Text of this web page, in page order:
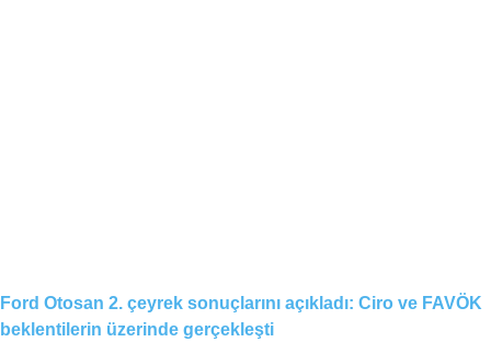
Ford Otosan 2. çeyrek sonuçlarını açıkladı: Ciro ve FAVÖK
beklentilerin üzerinde gerçekleşti